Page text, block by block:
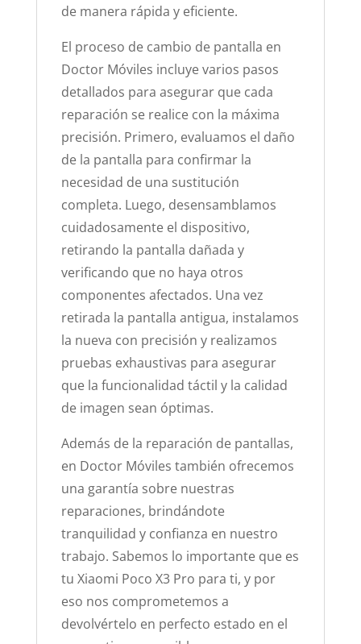
de manera rápida y eficiente.
El proceso de cambio de pantalla en
Doctor Móviles incluye varios pasos
detallados para asegurar que cada
reparación se realice con la máxima
precisión. Primero, evaluamos el daño
de la pantalla para confirmar la
necesidad de una sustitución
completa. Luego, desensamblamos
cuidadosamente el dispositivo,
retirando la pantalla dañada y
verificando que no haya otros
componentes afectados. Una vez
retirada la pantalla antigua, instalamos
la nueva con precisión y realizamos
pruebas exhaustivas para asegurar
que la funcionalidad táctil y la calidad
de imagen sean óptimas.
Además de la reparación de pantallas,
en Doctor Móviles también ofrecemos
una garantía sobre nuestras
reparaciones, brindándote
tranquilidad y confianza en nuestro
trabajo. Sabemos lo importante que es
tu Xiaomi Poco X3 Pro para ti, y por
eso nos comprometemos a
devolvértelo en perfecto estado en el